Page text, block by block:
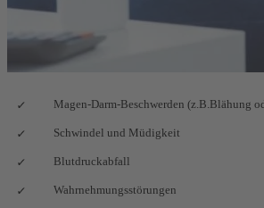
Magen-Darm-Beschwerden (z.B.Blähung
Schwindel und Müdigkeit
Blutdruckabfall
Wahrnehmungsstörungen